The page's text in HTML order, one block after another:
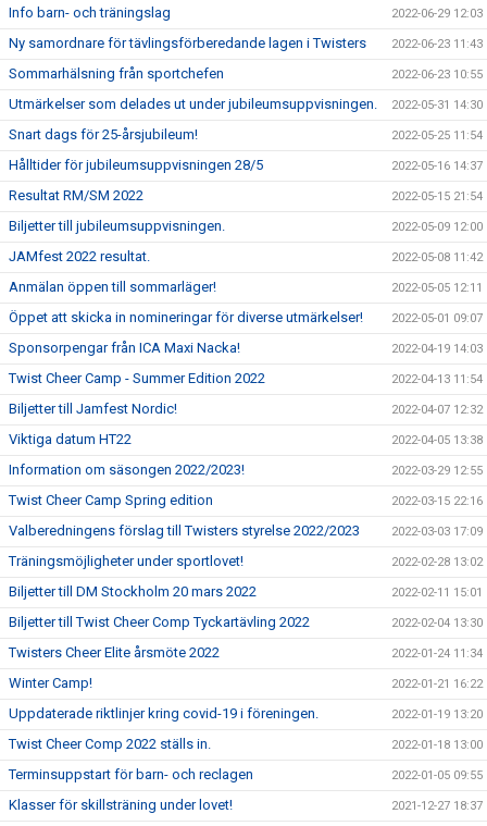
Info barn- och träningslag 2022-06-29 12:03
Ny samordnare för tävlingsförberedande lagen i Twisters 2022-06-23 11:43
Sommarhälsning från sportchefen 2022-06-23 10:55
Utmärkelser som delades ut under jubileumsuppvisningen. 2022-05-31 14:30
Snart dags för 25-årsjubileum! 2022-05-25 11:54
Hålltider för jubileumsuppvisningen 28/5 2022-05-16 14:37
Resultat RM/SM 2022 2022-05-15 21:54
Biljetter till jubileumsuppvisningen. 2022-05-09 12:00
JAMfest 2022 resultat. 2022-05-08 11:42
Anmälan öppen till sommarläger! 2022-05-05 12:11
Öppet att skicka in nomineringar för diverse utmärkelser! 2022-05-01 09:07
Sponsorpengar från ICA Maxi Nacka! 2022-04-19 14:03
Twist Cheer Camp - Summer Edition 2022 2022-04-13 11:54
Biljetter till Jamfest Nordic! 2022-04-07 12:32
Viktiga datum HT22 2022-04-05 13:38
Information om säsongen 2022/2023! 2022-03-29 12:55
Twist Cheer Camp Spring edition 2022-03-15 22:16
Valberedningens förslag till Twisters styrelse 2022/2023 2022-03-03 17:09
Träningsmöjligheter under sportlovet! 2022-02-28 13:02
Biljetter till DM Stockholm 20 mars 2022 2022-02-11 15:01
Biljetter till Twist Cheer Comp Tyckartävling 2022 2022-02-04 13:30
Twisters Cheer Elite årsmöte 2022 2022-01-24 11:34
Winter Camp! 2022-01-21 16:22
Uppdaterade riktlinjer kring covid-19 i föreningen. 2022-01-19 13:20
Twist Cheer Comp 2022 ställs in. 2022-01-18 13:00
Terminsuppstart för barn- och reclagen 2022-01-05 09:55
Klasser för skillsträning under lovet! 2021-12-27 18:37